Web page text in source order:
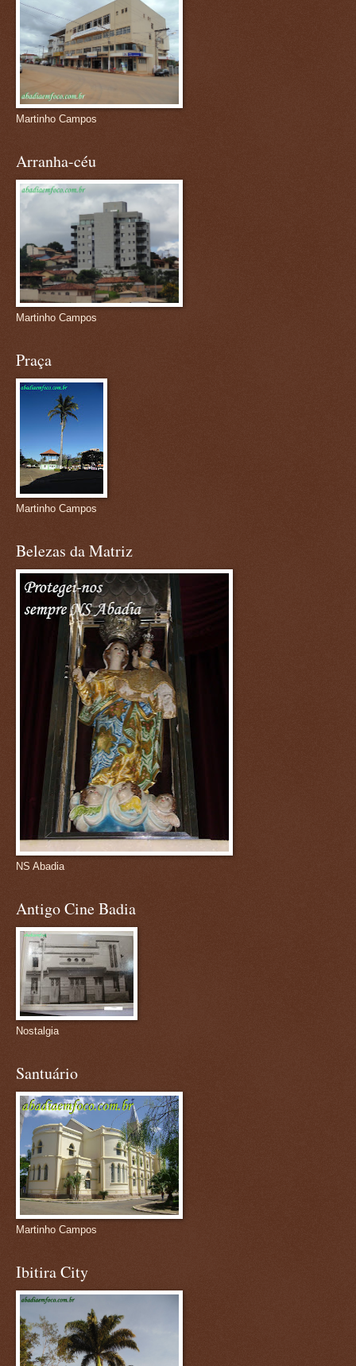
Martinho Campos
Arranha-céu
Martinho Campos
Praça
Martinho Campos
Belezas da Matriz
NS Abadia
Antigo Cine Badia
Nostalgia
Santuário
Martinho Campos
Ibitira City